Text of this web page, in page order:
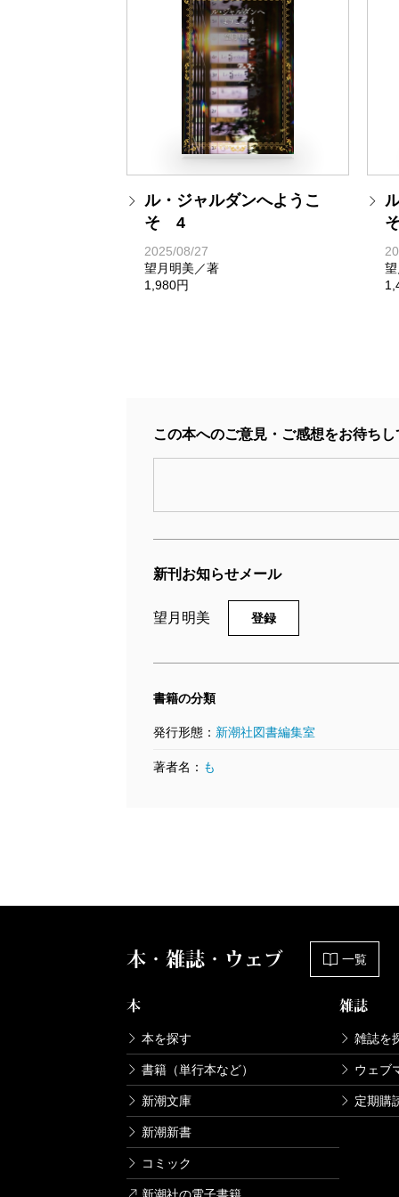
ル・ジャルダンへようこ
そ 4
2025/08/27
望月明美／著
1,980円
この本へのご意見・ご感想をお待ち
新刊お知らせメール
望月明美 登録
書籍の分類
発行形態： 新潮社図書編集室
著者名： も
本・雑誌・ウェブ 一覧
本
本を探す
書籍（単行本など）
新潮文庫
新潮新書
コミック
雑誌
雑誌を
ウェブ
定期購